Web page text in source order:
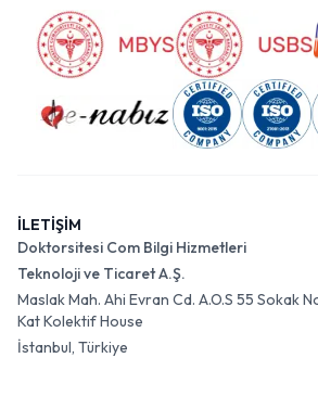
İLETİŞİM
Doktorsitesi Com Bilgi Hizmetleri
Teknoloji ve Ticaret A.Ş.
Maslak Mah. Ahi Evran Cd. A.O.S 55 Sokak
Kat Kolektif House
İstanbul, Türkiye